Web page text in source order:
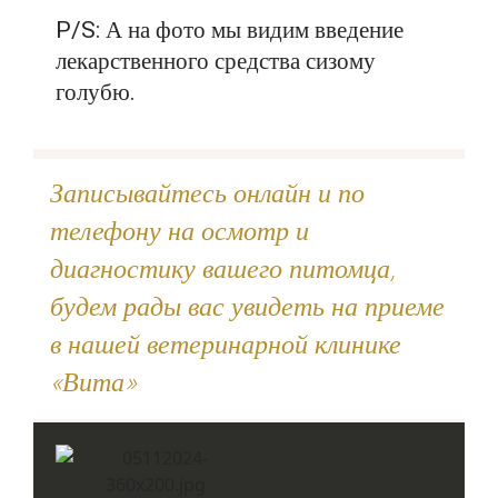
P/S: А на фото мы видим введение
лекарственного средства сизому
голубю.
Записывайтесь онлайн и по
телефону на осмотр и
диагностику вашего питомца,
будем рады вас увидеть на приеме
в нашей ветеринарной клинике
«Вита»